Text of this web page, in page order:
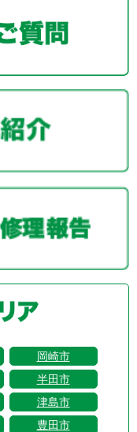
岡崎市
半田市
津島市
豊田市